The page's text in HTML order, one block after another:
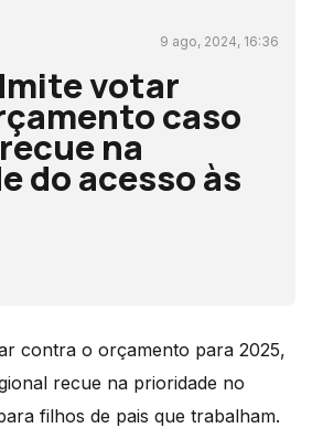
9 ago, 2024, 16:36
votar
caso
na
do acesso às
contra o orçamento para 2025,
recue na prioridade no
filhos de pais que trabalham.